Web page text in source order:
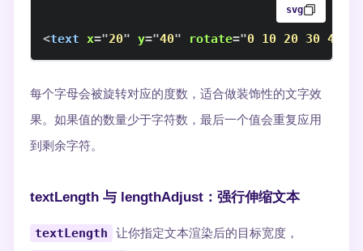
svg
<text x="20" y="40" rotate="0 10 20 30 40 50
每个字母会被旋转对应的度数，适合做装饰性的文字效
果。如果值的数量少于字符数，最后一个值会重复应用
到剩余字符。
textLength 与 lengthAdjust：强行伸缩文本
textLength 让你指定文本渲染后的目标宽度，